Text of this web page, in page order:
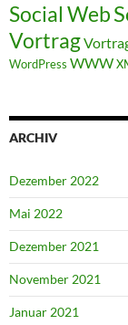
Social Web
Vortrag
WordPress WWW
ARCHIV
Dezember 2022
Mai 2022
Dezember 2021
November 2021
Januar 2021